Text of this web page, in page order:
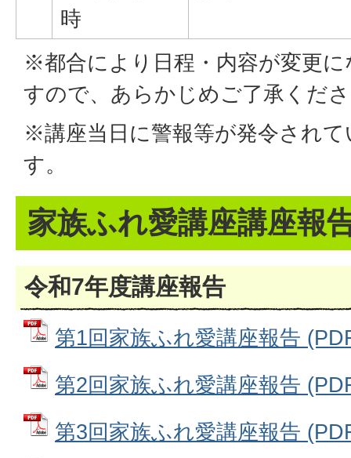
時
※都合により日程・内容が変更
すので、あらかじめご了承くだ
※講座当日に警報等が発令され
す。
家族ふれ愛講座講座報
令和7年度講座報告
第1回家族ふれ愛講座報告
第2回家族ふれ愛講座報告
第3回家族ふれ愛講座報告